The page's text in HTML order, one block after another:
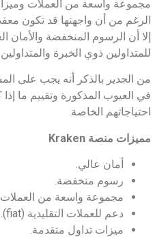
مجموعة واسعة من العملات
الرغم من أن واجهتها قد تكون
إلا أن الرسوم المنخفضة والأمان
للمتداولين ذوي الخبرة
من الجدير بالذكر أنه يجب على
في العيوب المذكورة وتقييم ما
احتياجاتهم الخاصة.
مميزات منصة Kraken
أمان عالي.
رسوم منخفضة.
مجموعة واسعة من
دعم للعملات التقليدية (fiat).
ميزات تداول متقدمة.